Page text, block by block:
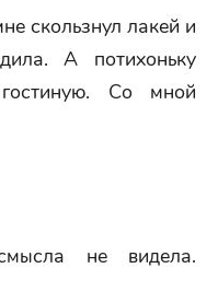
скользнул лакей и
А потихоньку
Со мной
не видела.